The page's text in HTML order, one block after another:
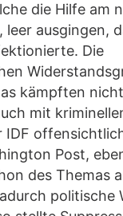
die Hilfe am
ausgingen,
Die
kämpften
mit
IDF
Post,
des Themas
politische